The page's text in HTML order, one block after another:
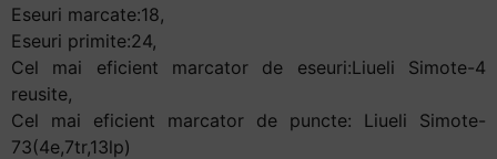
Eseuri marcate:18,
Eseuri primite:24,
Cel mai eficient marcator de eseuri:Liueli Simote-4
reusite,
Cel mai eficient marcator de puncte: Liueli Simote-
73(4e,7tr,13lp)